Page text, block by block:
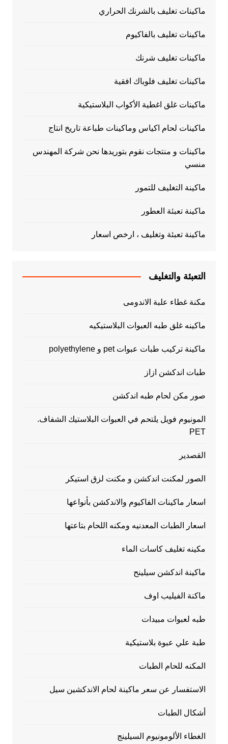
ماكينات تغليف بالشرنك الحراري
ماكينات تغليف بالفاكيوم
ماكينات تغليف شرنك
ماكينات تغليف فلوباك افقية
ماكينات غلق اغطية الأكواب البلاستيكية
ماكينات لحام اكياس وماكينات طباعة تاريخ انتاج
ماكينات و منتجات نقوم بتوريدها نحن شركة المهندس
منسي
ماكينة التغليف للتمور
ماكينة تعبئة العطور
ماكينة تعبئة وتغليف ، ارخص اسعار
التعبئة والتغليف
مكنة غطاء علبة الاندومى
ماكينه غلق طبه العبوات البلاستيكيه
ماكينة تركيب طبات عبوات pet و polyethylene
طبات اندكشن ازاز
صور مكن لحام طبه اندكشن
المونيوم فويل يلتحم في العبوات البلاستيك الشفاف.
PET
القصدير
الصور لمكنت اندكشن و مكنت لزق استيكر
اسعار ماكينات الفاكيوم والاندكشن بأنواعها
اسعار الطبات المعدنيه ومكنه اللحام بتاعتها
مكينه تغليف كاسات الماء
ماكينة اندكشن سيلينح
ماكنة الفيليب اوف
طبه لعبوات مبيدات
طبة علي عبوة بلاستيكية
المكنه للحام الطبات
الاستفسار عن سعر ماكينة لحام الاندكشين سيل
أشكال الطبات
الغطاء الألومونيوم السيلينج